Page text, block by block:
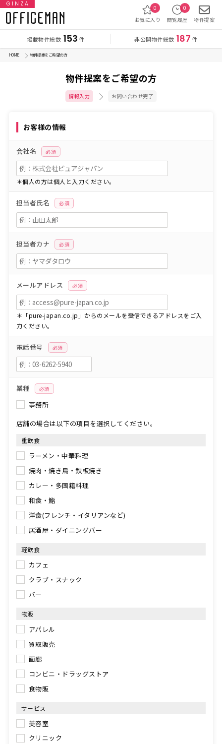
GINZA
掲載物件総数 153件 非公開物件総数 187 件
お気に入り
0
閲覧履歴
0
物件提案
HOME 物件提案をご希望の方
物件提案をご希望の方
情報入力 お問い合わせ完了
お客様の情報
会社名 必須
＊個人の方は個人と入力ください。
担当者氏名 必須
担当者カナ 必須
メールアドレス 必須
＊「pure-japan.co.jp」からのメールを受信できるアドレスをご入
力ください。
電話番号 必須
業種 必須
事務所
店舗の場合は以下の項目を選択してください。
重飲食
ラーメン・中華料理
焼肉・焼き鳥・鉄板焼き
カレー・多国籍料理
和食・鮨
洋食(フレンチ・イタリアンなど)
居酒屋・ダイニングバー
軽飲食
カフェ
クラブ・スナック
バー
物販
アパレル
買取販売
画廊
コンビニ・ドラッグストア
食物販
サービス
美容室
クリニック